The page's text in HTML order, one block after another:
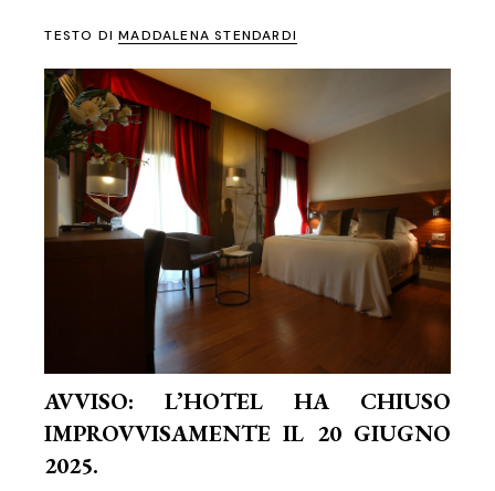
TESTO DIMADDALENA STENDARDI
AVVISO: L’HOTEL HA CHIUSO
IMPROVVISAMENTE IL 20 GIUGNO
2025.